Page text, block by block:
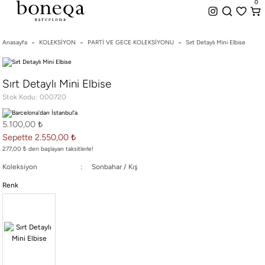
%50 ye Varan İndirim Hemen Teslim Seçeneği 0
Anasayfa KOLEKSİYON PARTİ VE GECE KOLEKSİYONU Sırt Detaylı Mini Elbise
Sırt Detaylı Mini Elbise
Stok Kodu 000720
5.100,00 ₺
Sepette 2.550,00 ₺
277,00 ₺ den başlayan taksitlerle!
Koleksiyon Sonbahar / Kış
Renk
0
26 SS İLKBAHAR-YAZ
25/26 SONBAHAR-KIŞ
TÜM KOLEKSİYONLAR
ELBİSE
BLUZ & GÖMLEK
CEKET & YELEK
ETEK
PANTOLON
TiŞÖRT